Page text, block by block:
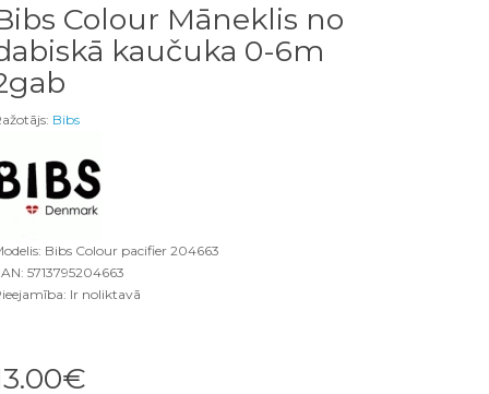
Colour Māneklis no
kaučuka 0-6m
Bibs
Bibs Colour pacifier 204663
5713795204663
Ir noliktavā